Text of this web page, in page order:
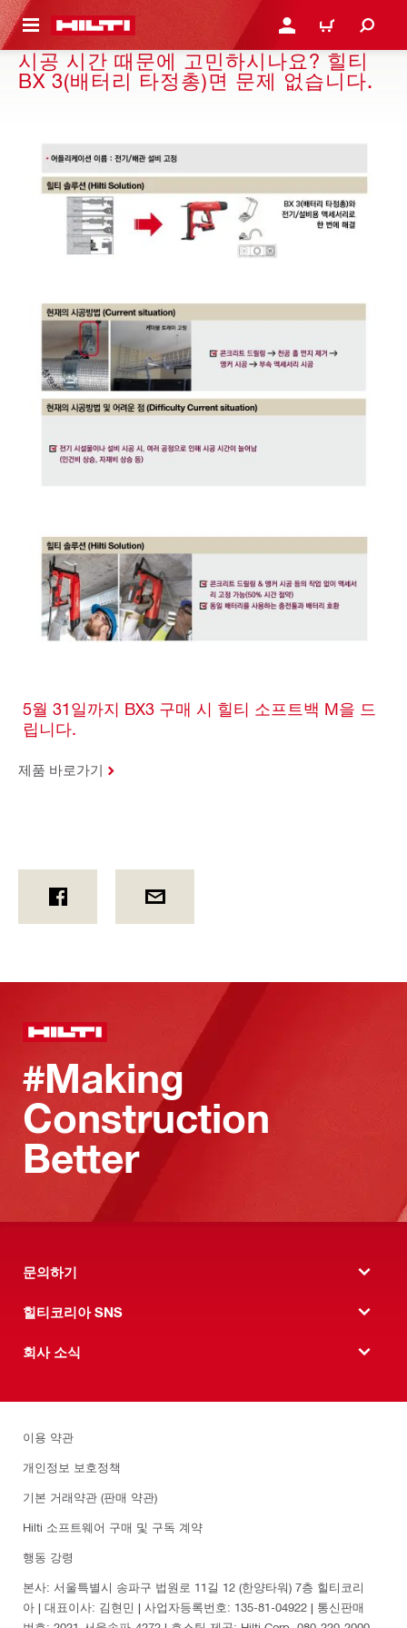
으로 건너뛰기 로그인 또는 회원가입
장바구니
시공 시간 때문에 고민하시나요? 힐티
BX 3(배터리 타정총)면 문제 없습니다.
5월 31일까지 BX3 구매 시 힐티 소프트백 M을 드
립니다.
제품 바로가기
#Making
Construction
Better
문의하기
힐티코리아 SNS
회사 소식
이용 약관
개인정보 보호정책
기본 거래약관 (판매 약관)
Hilti 소프트웨어 구매 및 구독 계약
행동 강령
본사: 서울특별시 송파구 법원로 11길 12 (한양타워) 7층 힐티코리
아 | 대표이사: 김현민 | 사업자등록번호: 135-81-04922 | 통신판매